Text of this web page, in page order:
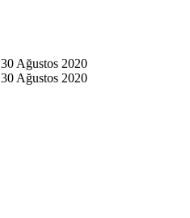
30 Ağustos 2020
30 Ağustos 2020